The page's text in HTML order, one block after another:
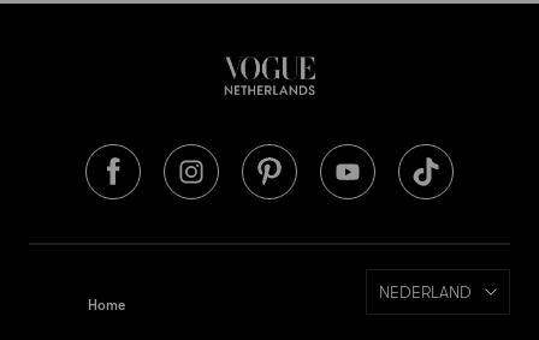
Home
NEDERLAND